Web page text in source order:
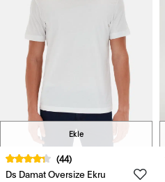
Ekle
(44)
Ds Damat Oversize Ekru